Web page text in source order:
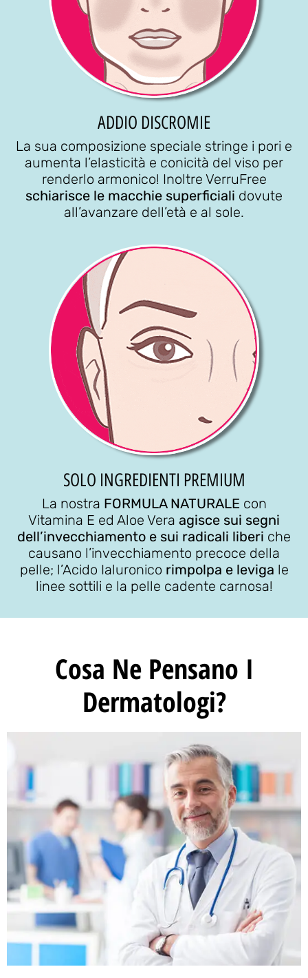
ADDIO DISCROMIE
La sua composizione speciale stringe i pori e
aumenta l’elasticità e conicità del viso per
renderlo armonico! Inoltre VerruFree
schiarisce le macchie superficiali dovute
all’avanzare dell’età e al sole.
SOLO INGREDIENTI PREMIUM
La nostra FORMULA NATURALE con
Vitamina E ed Aloe Vera agisce sui segni
dell’invecchiamento e sui radicali liberi che
causano l’invecchiamento precoce della
pelle; l’Acido Ialuronico rimpolpa e leviga le
linee sottili e la pelle cadente carnosa!
Cosa Ne Pensano I
Dermatologi?